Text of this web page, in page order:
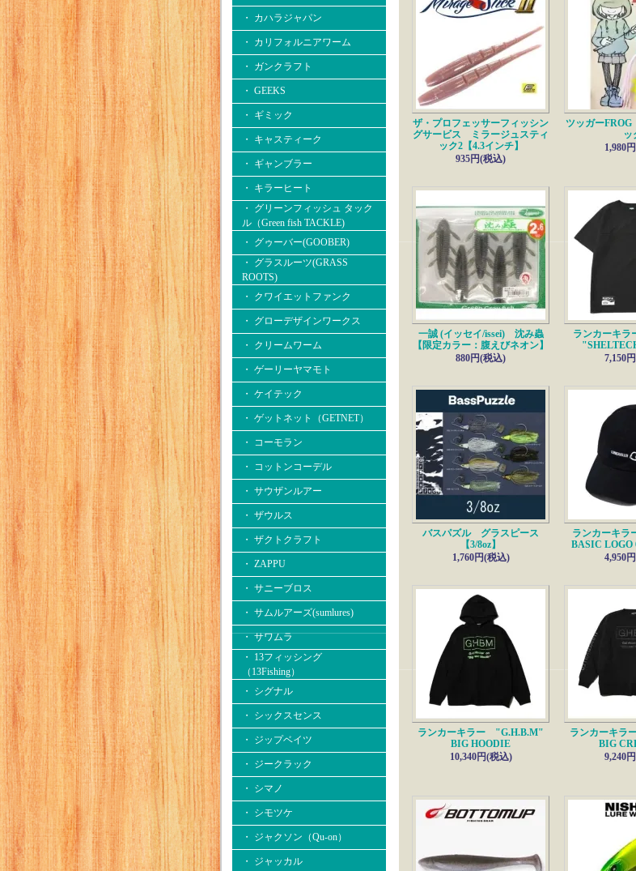
・ カハラジャパン
・ カリフォルニアワーム
・ ガンクラフト
・ GEEKS
・ ギミック
・ キャスティーク
・ ギャンブラー
・ キラーヒート
・ グリーンフィッシュ タック
ル（Green fish TACKLE)
・ グゥーバー(GOOBER)
・ グラスルーツ(GRASS
ROOTS)
・ クワイエットファンク
・ グローデザインワークス
・ クリームワーム
・ ゲーリーヤマモト
・ ケイテック
・ ゲットネット（GETNET）
・ コーモラン
・ コットンコーデル
・ サウザンルアー
・ ザウルス
・ ザクトクラフト
・ ZAPPU
・ サニーブロス
・ サムルアーズ(sumlures)
・ サワムラ
・ 13フィッシング
（13Fishing）
・ シグナル
・ シックスセンス
・ ジップベイツ
・ ジークラック
・ シマノ
・ シモツケ
・ ジャクソン（Qu-on）
・ ジャッカル
プラカブメス
プラカブメス
7/30---------------------------------
■書籍・つり人社
バサー（Basser つり人社) ザ ヘドンスプーク コレクショ
7/24---------------------------------
■雑誌最新号入荷!!
バサー【9月号】
7/4---------------------------------
6/29---------------------------------
■アルフハイト
新入荷!!
リット3.5インチ
6/28---------------------------------
■書籍新入荷!!
世界一のクランクベイトができるまで
■ノリーズ 再入荷!!
ジョイントフカベイト
6/24---------------------------------
バサー【8月号】
新入荷!!
G.C.ワカペン 90
6/11---------------------------------
■エンジン新入荷!!
■ロッド・スミス新入荷!!
スーパーストライク FO-60 リザーバースティック
スーパーストライク FO-60 リザーバースティック
6/7---------------------------------
■ボトムアップ入荷!!
ベイビーブル 3/16oz (BabyBeeble)
6/4---------------------------------
■アパレル・ランカーキラー×ABU
5/31---------------------------------
■エンジン新入荷!!
ライクツーES
ライクツーファイブES
5/24---------------------------------
■エドモン
弾Deep【KPピンクシャッド】
5/22---------------------------------
最新号入荷!!
バサー【7月号】
5/17---------------------------------
■ゲーリーヤマモト新入荷!
■ノリーズ入荷!!
■ツッガーフロッグ再入荷!
ザ・プロフェッサーフィッシン
グサービス ミラージュスティ
ック2【4.3インチ】
935円(税込)
ツッガー
ッ
1,980
一誠 (イッセイ/issei) 沈み蟲
【限定カラー：腹えびネオン】
880円(税込)
ランカーキ
7,150
バスパズル グラスピース
【3/8oz】
1,760円(税込)
ランカーキ
BASIC LOGO
4,950
ランカーキラー "G.H.B.M"
BIG HOODIE
10,340円(税込)
ランカーキ
BIG
9,240